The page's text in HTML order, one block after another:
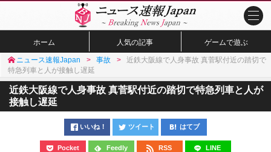
ホーム 人気の記事 ゲームで遊ぶ
ニュース速報Japan 事故
近鉄大阪線で人身事故 真菅駅付近の踏切で
特急列車と人が接触し遅延
近鉄大阪線で人身事故 真菅駅付近の踏切で特急列車と人が
接触し遅延
いいね！ ツイート はてブ
Pocket Feedly RSS LINE